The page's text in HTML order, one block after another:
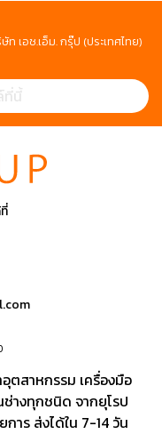
เอช.เอ็ม. กรุ๊ป (ประเทศไทย)
ตสาหกรรม เครื่องมือ
ช่างทุกชนิด จากยุโรป
าร ส่งได้ใน 7-14 วัน